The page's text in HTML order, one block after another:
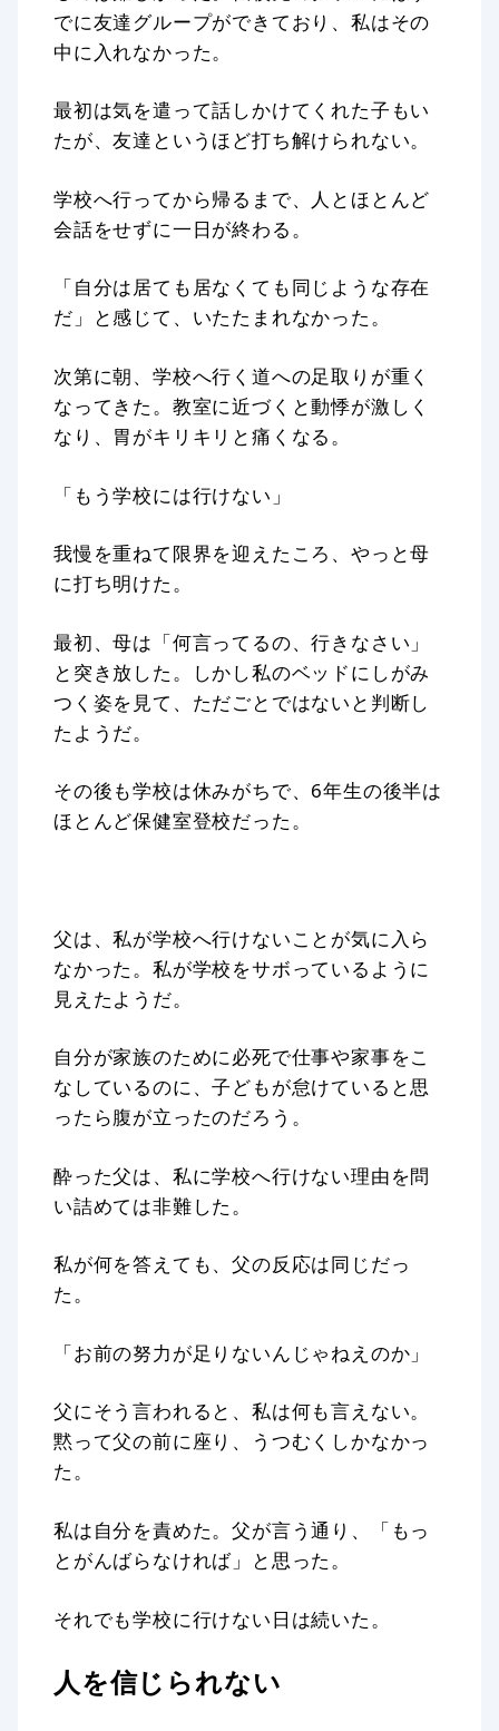
でに友達グループができており、私はその
中に入れなかった。
最初は気を遣って話しかけてくれた子もい
たが、友達というほど打ち解けられない。
学校へ行ってから帰るまで、人とほとんど
会話をせずに一日が終わる。
「自分は居ても居なくても同じような存在
だ」と感じて、いたたまれなかった。
次第に朝、学校へ行く道への足取りが重く
なってきた。教室に近づくと動悸が激しく
なり、胃がキリキリと痛くなる。
「もう学校には行けない」
我慢を重ねて限界を迎えたころ、やっと母
に打ち明けた。
最初、母は「何言ってるの、行きなさい」
と突き放した。しかし私のベッドにしがみ
つく姿を見て、ただごとではないと判断し
たようだ。
その後も学校は休みがちで、6年生の後半は
ほとんど保健室登校だった。
父は、私が学校へ行けないことが気に入ら
なかった。私が学校をサボっているように
見えたようだ。
自分が家族のために必死で仕事や家事をこ
なしているのに、子どもが怠けていると思
ったら腹が立ったのだろう。
酔った父は、私に学校へ行けない理由を問
い詰めては非難した。
私が何を答えても、父の反応は同じだっ
た。
「お前の努力が足りないんじゃねえのか」
父にそう言われると、私は何も言えない。
黙って父の前に座り、うつむくしかなかっ
た。
私は自分を責めた。父が言う通り、「もっ
とがんばらなければ」と思った。
それでも学校に行けない日は続いた。
人を信じられない